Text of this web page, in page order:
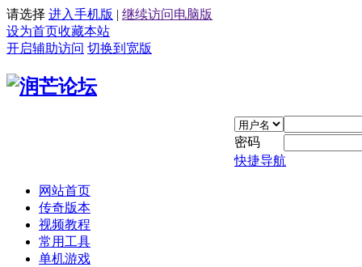
请选择 进入手机版 | 继续访问电脑版
设为首页收藏本站
开启辅助访问 切换到宽版
密码
快捷导航
网站首页
传奇版本
视频教程
常用工具
单机游戏